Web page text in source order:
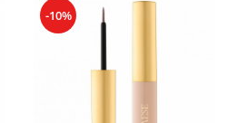
-10%